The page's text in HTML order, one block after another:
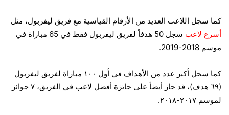
كما سجل اللاعب العديد من الأرقام القياسية مع فريق ليفربول، مثل
أسرع لاعب
سجل 50 هدفاً لفريق ليفربول فقط في 65 مباراة في
موسم 2018-2019.
كما سجل أكبر عدد من الأهداف في أول ١٠٠ مباراة لفريق ليفربول
(٦٩ هدف)، قد حاز أيضاً على جائزة أفضل لاعب في الفريق، ٧ جوائز
لموسم ٢٠١٧-٢٠١٨.